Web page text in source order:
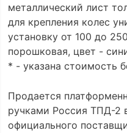
металлический лист
для крепления колес
установку от 100 до
порошковая, цвет -
* - указана стоимость
Продается
ручками Россия ТПД-2
официального